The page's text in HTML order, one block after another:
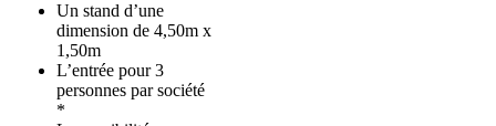
Un stand d’une
dimension de 4,50m x
1,50m
L’entrée pour 3
personnes par société
*